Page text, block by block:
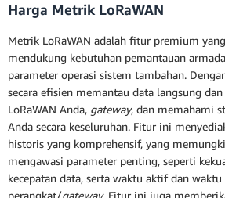
Harga Metrik LoRaWAN
Metrik LoRaWAN adalah fitur premium
mendukung kebutuhan pemantauan
parameter operasi sistem tambahan.
secara efisien memantau data langsung
LoRaWAN Anda, gateway, dan memahami
Anda secara keseluruhan. Fitur ini
historis yang komprehensif, yang
mengawasi parameter penting, seperti
kecepatan data, serta waktu aktif dan waktu
perangkat/gateway. Fitur ini juga